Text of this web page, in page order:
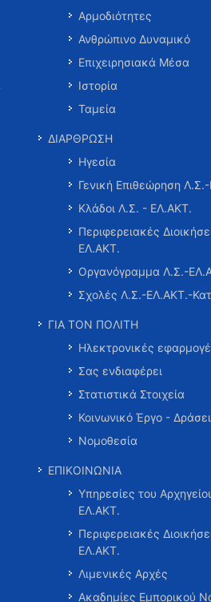
Αρμοδιότητες
Ανθρώπινο Δυναμικό
Επιχειρησιακά Μέσα
Ιστορία
Ταμεία
ΔΙΑΡΘΡΩΣΗ
Ηγεσία
Γενική Επιθεώρηση
Κλάδοι Λ.Σ. - ΕΛ.ΑΚΤ.
Περιφερειακές
ΕΛ.ΑΚΤ.
Οργανόγραμμα Λ.Σ.-
Σχολές Λ.Σ.-ΕΛ.ΑΚΤ.-
ΓΙΑ ΤΟΝ ΠΟΛΙΤΗ
Ηλεκτρονικές
Σας ενδιαφέρει
Στατιστικά Στοιχεία
Κοινωνικό Έργο -
Νομοθεσία
ΕΠΙΚΟΙΝΩΝΙΑ
Υπηρεσίες του
ΕΛ.ΑΚΤ.
Περιφερειακές
ΕΛ.ΑΚΤ.
Λιμενικές Αρχές
Ακαδημίες Εμπορικού